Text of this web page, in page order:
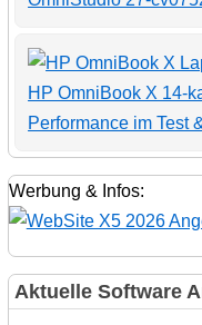
HP OmniBook X 14-
Performance im Test
Werbung & Infos:
Aktuelle Software